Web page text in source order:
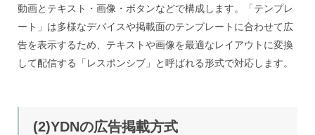
動画とテキスト・画像・ボタンなどで構成します。「テンプレ
ート」は多様なデバイスや掲載面のテンプレートに合わせて広
告を表示するため、テキストや画像を最適なレイアウトに変換
して配信する「レスポンシブ」と呼ばれる形式で対応します。
(2)YDNの広告掲載方式